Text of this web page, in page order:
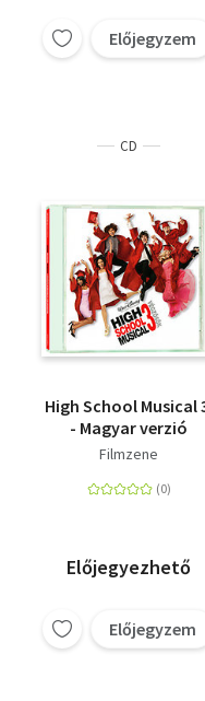
Előjegyzem
CD
High School Musical
- Magyar verzió
Filmzene
Előjegyezhető
Előjegyzem